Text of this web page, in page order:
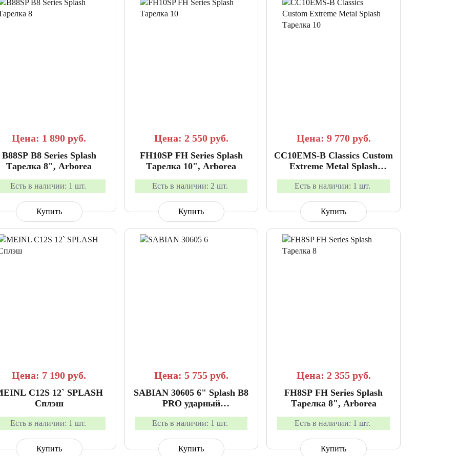
Цена: 1 890 руб.
B88SP B8 Series Splash
Тарелка 8", Arborea
Есть в наличии: 1 шт.
Купить
Цена: 2 550 руб.
FH10SP FH Series Splash
Тарелка 10", Arborea
Есть в наличии: 2 шт.
Купить
Цена: 9 770 руб.
CC10EMS-B Classics Custom
Extreme Metal Splash
Тарелка 10", Meinl
Есть в наличии: 1 шт.
Купить
Цена: 7 190 руб.
C12S 12` SPLASH
Сплэш
Есть в наличии: 1 шт.
Купить
Цена: 5 755 руб.
SABIAN 30605 6" Splash B8
PRO ударный
инструмент,тарелка
Есть в наличии: 1 шт.
Купить
Цена: 2 355 руб.
FH8SP FH Series Splash
Тарелка 8", Arborea
Есть в наличии: 1 шт.
Купить